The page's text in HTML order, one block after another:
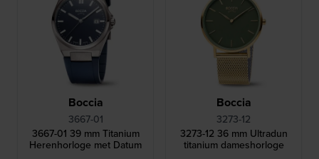
Boccia
3667-01
3667-01 39 mm Titanium
Herenhorloge met Datum
Boccia
3273-12
3273-12 36 mm Ultradun
titanium dameshorloge